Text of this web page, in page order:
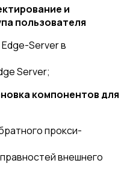
и
пользователя
Server в
Server;
компонентов для
прокси-
внешнего